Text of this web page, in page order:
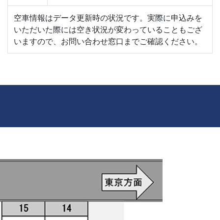
空車情報はデータ更新時の状況です。実際に申込みを
いただいた際には空き状況が変わっていることもござ
いますので、お問い合わせ窓口までご確認ください。